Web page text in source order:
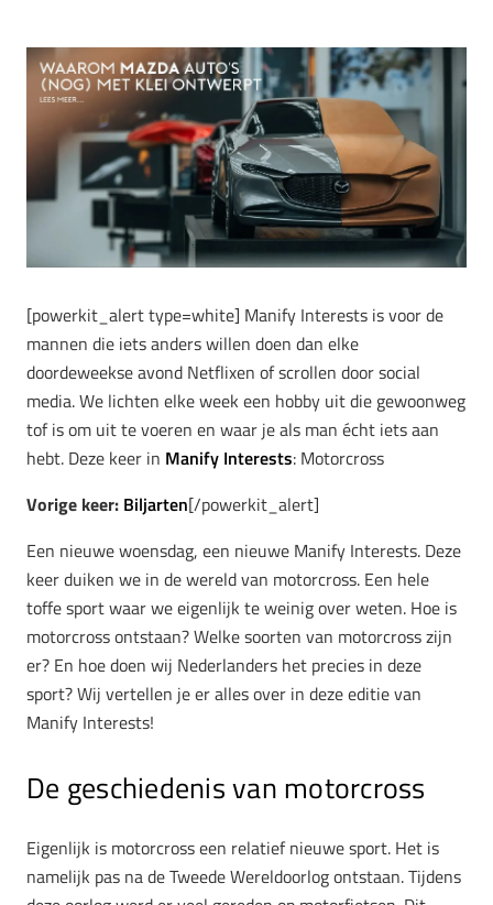
[powerkit_alert type=white] Manify Interests is voor de
mannen die iets anders willen doen dan elke
doordeweekse avond Netflixen of scrollen door social
media. We lichten elke week een hobby uit die gewoonweg
tof is om uit te voeren en waar je als man écht iets aan
hebt. Deze keer in Manify Interests: Motorcross
Vorige keer: Biljarten[/powerkit_alert]
Een nieuwe woensdag, een nieuwe Manify Interests. Deze
keer duiken we in de wereld van motorcross. Een hele
toffe sport waar we eigenlijk te weinig over weten. Hoe is
motorcross ontstaan? Welke soorten van motorcross zijn
er? En hoe doen wij Nederlanders het precies in deze
sport? Wij vertellen je er alles over in deze editie van
Manify Interests!
De geschiedenis van motorcross
Eigenlijk is motorcross een relatief nieuwe sport. Het is
namelijk pas na de Tweede Wereldoorlog ontstaan. Tijdens